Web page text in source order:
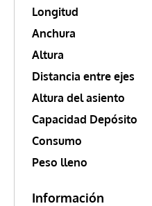
Longitud
Anchura
Altura
Distancia entre ejes
Altura del asiento
Capacidad Depósito
Consumo
Peso lleno
Información